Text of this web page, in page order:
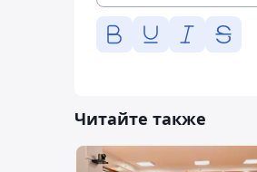
Читайте также